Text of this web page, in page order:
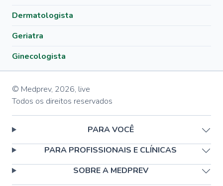
Dermatologista
Geriatra
Ginecologista
© Medprev, 2026, live
Todos os direitos reservados
PARA VOCÊ
PARA PROFISSIONAIS E CLÍNICAS
SOBRE A MEDPREV